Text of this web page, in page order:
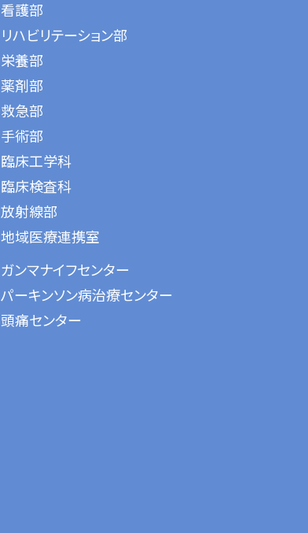
看護部
リハビリテーション部
栄養部
薬剤部
救急部
手術部
臨床工学科
臨床検査科
放射線部
地域医療連携室
ガンマナイフセンター
パーキンソン病治療センター
頭痛センター